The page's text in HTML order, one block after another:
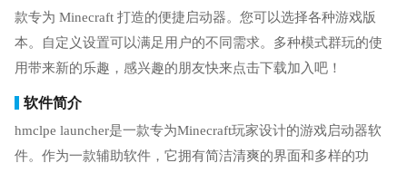
款专为 Minecraft 打造的便捷启动器。您可以选择各种游戏版
本。自定义设置可以满足用户的不同需求。多种模式群玩的使
用带来新的乐趣，感兴趣的朋友快来点击下载加入吧！
软件简介
hmclpe launcher是一款专为Minecraft玩家设计的游戏启动器软
件。作为一款辅助软件，它拥有简洁清爽的界面和多样的功